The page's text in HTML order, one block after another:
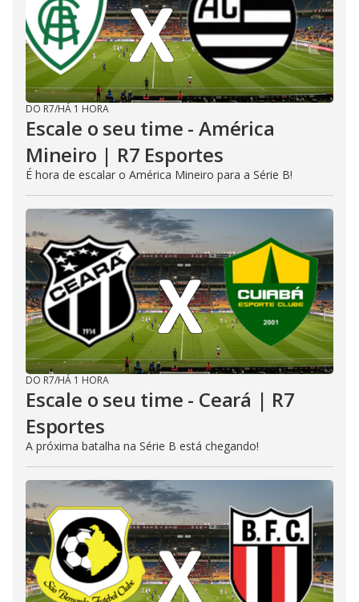
DO R7/HÁ 1 HORA
Escale o seu time - América
Mineiro | R7 Esportes
É hora de escalar o América Mineiro para a Série B!
DO R7/HÁ 1 HORA
Escale o seu time - Ceará | R7
Esportes
A próxima batalha na Série B está chegando!